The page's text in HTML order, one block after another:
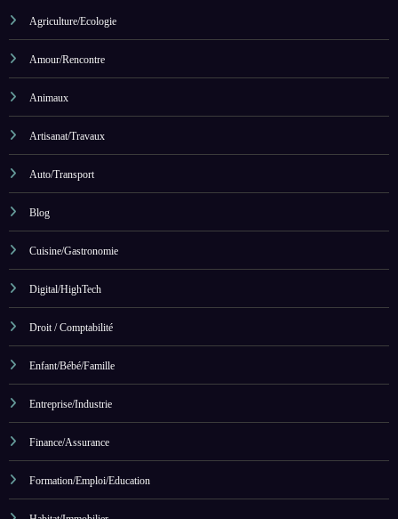
Agriculture/Ecologie
Amour/Rencontre
Animaux
Artisanat/Travaux
Auto/Transport
Blog
Cuisine/Gastronomie
Digital/HighTech
Droit / Comptabilité
Enfant/Bébé/Famille
Entreprise/Industrie
Finance/Assurance
Formation/Emploi/Education